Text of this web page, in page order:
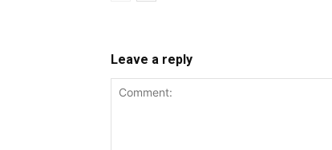
Leave a reply